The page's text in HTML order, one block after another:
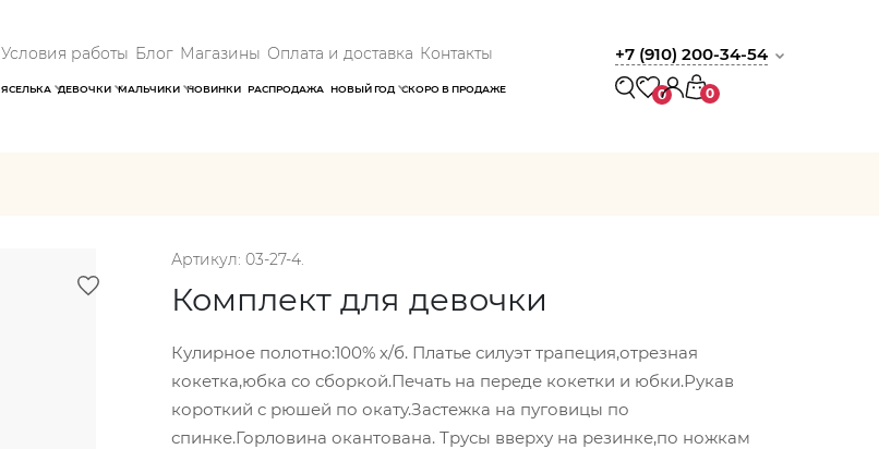
Условия работы Блог Магазины Оплата и доставка Контакты
ЯСЕЛЬКА ДЕВОЧКИ МАЛЬЧИКИ НОВИНКИ РАСПРОДАЖА НОВЫЙ ГОД СКОРО В ПРОДАЖЕ
+7 (910) 200-34-54
0 0
Артикул: 03-27-4.
Комплект для девочки
Кулирное полотно:100% х/б. Платье силуэт трапеция,отрезная
кокетка,юбка со сборкой.Печать на переде кокетки и юбки.Рукав
короткий с рюшей по окату.Застежка на пуговицы по
спинке.Горловина окантована. Трусы вверху на резинке,по ножкам